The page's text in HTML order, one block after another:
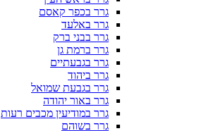
גרר בכפר קאסם
גרר באלעד
גרר בבני ברק
גרר ברמת גן
גרר בגבעתיים
גרר ביהוד
גרר בגבעת שמואל
גרר באור יהודה
גרר במודיעין מכבים רעות
גרר בשוהם